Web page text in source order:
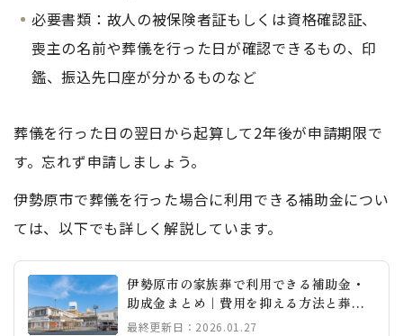
必要書類：故人の被保険者証もしくは資格確認証、
喪主の名前や葬儀を行った日が確認できるもの、印
鑑、振込先口座が分かるものなど
葬儀を行った日の翌日から起算して2年後が申請期限で
す。忘れず申請しましょう。
伊勢原市で葬儀を行った場合に利用できる補助金につい
ては、以下でも詳しく解説しています。
伊勢原市の家族葬で利用できる補助金・
助成金まとめ｜費用を抑える方法と葬儀
社の選び方
最終更新日：2026.01.27